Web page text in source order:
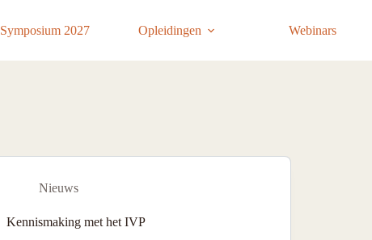
Symposium 2027 Opleidingen Webinars
Nieuws
Kennismaking met het IVP